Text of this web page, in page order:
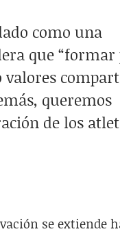
como una
que “formar
queremos
de los
se extiende